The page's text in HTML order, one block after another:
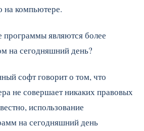
на компьютере.
являются более
на сегодняшний день?
софт говорит о том, что
не совершает никаких правовых
использование
на сегодняшний день